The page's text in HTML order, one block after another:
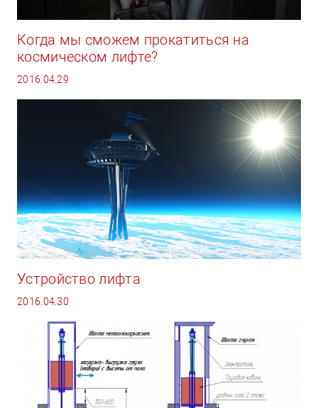
Когда мы сможем прокатиться на
космическом лифте?
2016.04.29
Устройство лифта
2016.04.30